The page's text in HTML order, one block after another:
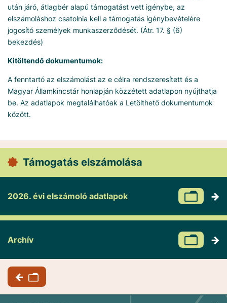
után járó, átlagbér alapú támogatást vett igénybe, az
elszámoláshoz csatolnia kell a támogatás igénybevételére
jogosító személyek munkaszerződését. (Átr. 17. § (6)
bekezdés)
Kitöltendő dokumentumok:
A fenntartó az elszámolást az e célra rendszeresített és a
Magyar Államkincstár honlapján közzétett adatlapon nyújthatja
be. Az adatlapok megtalálhatóak a Letölthető dokumentumok
között.
Támogatás elszámolása
2026. évi elszámoló adatlapok
Archív